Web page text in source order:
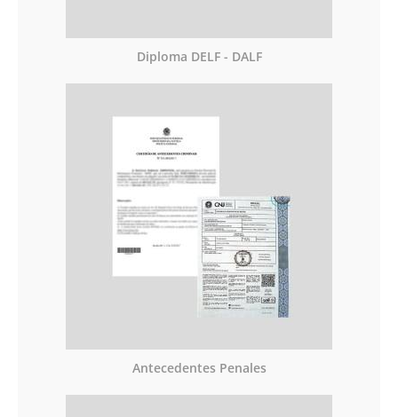
Diploma DELF - DALF
Antecedentes Penales